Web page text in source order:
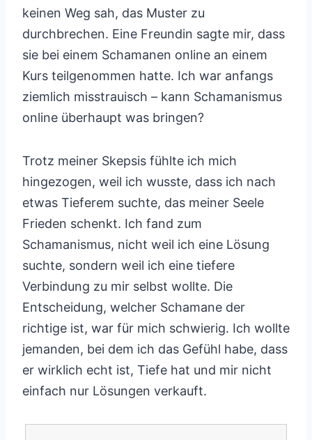
keinen Weg sah, das Muster zu
durchbrechen. Eine Freundin sagte mir, dass
sie bei einem Schamanen online an einem
Kurs teilgenommen hatte. Ich war anfangs
ziemlich misstrauisch – kann Schamanismus
online überhaupt was bringen?
Trotz meiner Skepsis fühlte ich mich
hingezogen, weil ich wusste, dass ich nach
etwas Tieferem suchte, das meiner Seele
Frieden schenkt. Ich fand zum
Schamanismus, nicht weil ich eine Lösung
suchte, sondern weil ich eine tiefere
Verbindung zu mir selbst wollte. Die
Entscheidung, welcher Schamane der
richtige ist, war für mich schwierig. Ich wollte
jemanden, bei dem ich das Gefühl habe, dass
er wirklich echt ist, Tiefe hat und mir nicht
einfach nur Lösungen verkauft.